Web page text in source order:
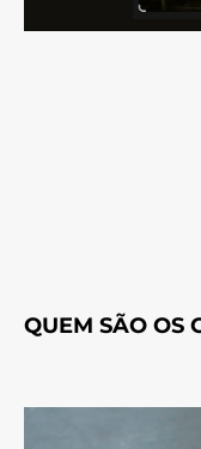
QUEM SÃO OS